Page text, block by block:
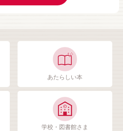
あたらしい本
学校・図書館さま